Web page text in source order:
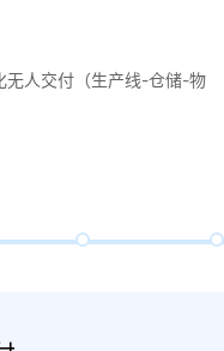
无人交付（生产线-仓储-物